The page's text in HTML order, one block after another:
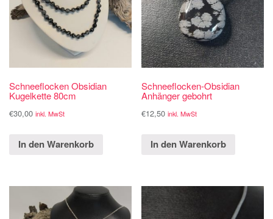
Schneeflocken Obsidian
Kugelkette 80cm
€30,00 inkl. MwSt
In den Warenkorb
Schneeflocken-Obsidian
Anhänger gebohrt
€12,50 inkl. MwSt
In den Warenkorb